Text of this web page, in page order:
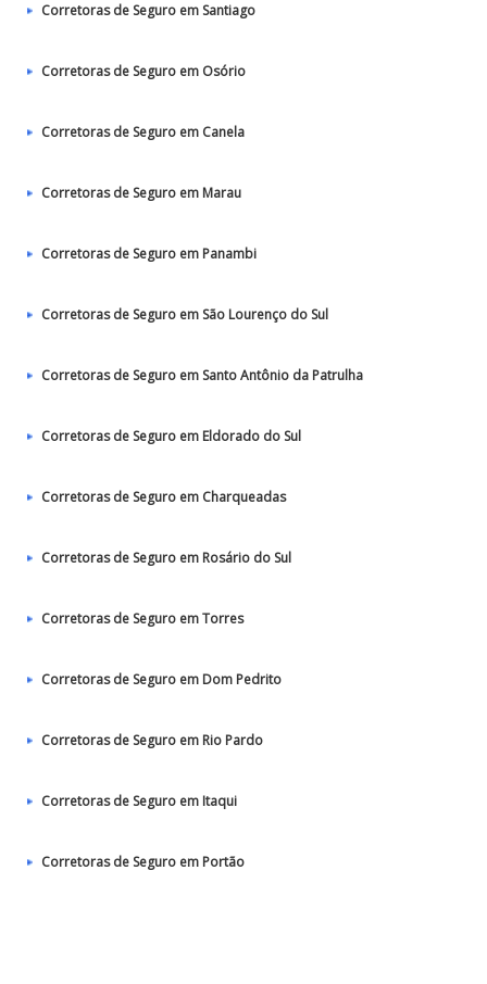
Corretoras de Seguro em Santiago
Corretoras de Seguro em Osório
Corretoras de Seguro em Canela
Corretoras de Seguro em Marau
Corretoras de Seguro em Panambi
Corretoras de Seguro em São Lourenço do Sul
Corretoras de Seguro em Santo Antônio da Patrulha
Corretoras de Seguro em Eldorado do Sul
Corretoras de Seguro em Charqueadas
Corretoras de Seguro em Rosário do Sul
Corretoras de Seguro em Torres
Corretoras de Seguro em Dom Pedrito
Corretoras de Seguro em Rio Pardo
Corretoras de Seguro em Itaqui
Corretoras de Seguro em Portão